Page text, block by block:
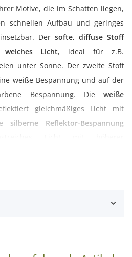
Motive, die im Schatten liegen,
schnellen Aufbau und geringes
Der softe, diffuse Stoff
weiches Licht, ideal für z.B.
unter Sonne. Der zweite Stoff
weiße Bespannung und auf der
Bespannung. Die weiße
gleichmäßiges Licht mit
silberne Reflektor-Bespannung
Um Falten zu vermeiden